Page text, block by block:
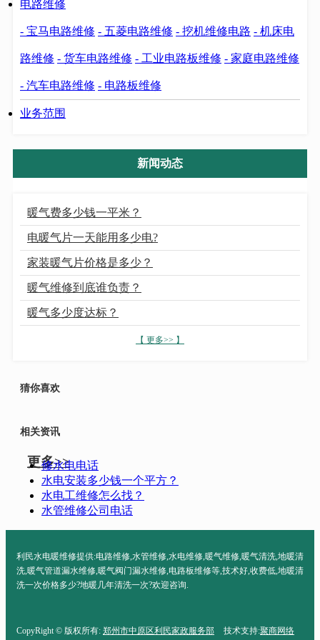
电路维修
- 宝马电路维修 - 五菱电路维修 - 挖机维修电路 - 机床电
路维修 - 货车电路维修 - 工业电路板维修 - 家庭电路维修
- 汽车电路维修 - 电路板维修
业务范围
新闻动态
暖气费多少钱一平米？
电暖气片一天能用多少电?
家装暖气片价格是多少？
暖气维修到底谁负责？
暖气多少度达标？
【 更多>> 】
猜你喜欢
相关资讯
更多>>
修水电电话
水电安装多少钱一个平方？
水电工维修怎么找？
水管维修公司电话
利民水电暖维修提供:电路维修,水管维修,水电维修,暖气维修,暖气清洗,地暖清
洗,暖气管道漏水维修,暖气阀门漏水维修,电路板维修等,技术好,收费低,地暖清
洗一次价格多少?地暖几年清洗一次?欢迎咨询.
CopyRight © 版权所有: 郑州市中原区利民家政服务部 技术支持:聚商网络